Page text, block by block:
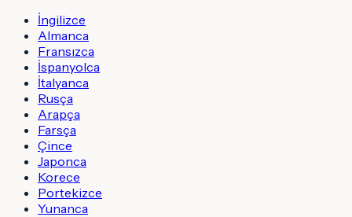
İngilizce
Almanca
Fransızca
İspanyolca
İtalyanca
Rusça
Arapça
Farsça
Çince
Japonca
Korece
Portekizce
Yunanca